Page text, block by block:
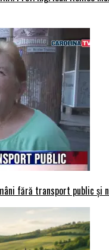
fără transport public și